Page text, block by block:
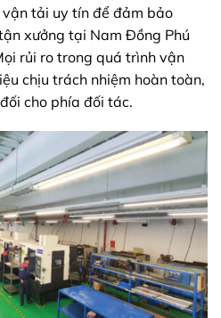
tải uy tín để đảm bảo
xưởng tại Nam Đồng Phú
rủi ro trong quá trình vận
chịu trách nhiệm hoàn toàn,
cho phía đối tác.